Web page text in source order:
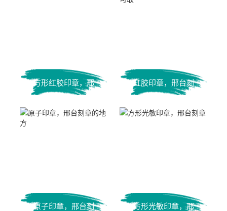
方形红胶印章，邢
台刻章
红胶印章，邢台刻
章立等可取
原子印章，邢台刻
方形光敏印章，邢